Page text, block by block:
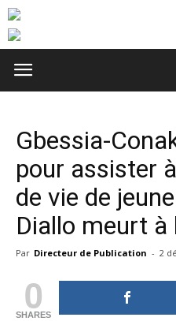
Gbessia-
pour assister
de vie de
Diallo meurt à
Par Directeur de Publication - 2
0
SHARES